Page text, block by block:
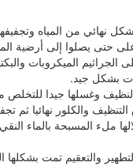
نهائي من المياه
حتى يصلوا إلى أرضية
الميكروبات
بشكل جيد.
وغسلها جيدا
والكلور نهائيا ثم
ملء المسبحة بالماء
والتعقيم تمت بشكلها